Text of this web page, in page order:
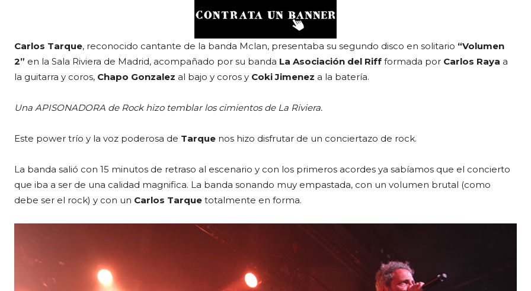
Carlos Tarque, reconocido cantante de la banda Mclan, presentaba su segundo disco en solitario “Volumen
2” en la Sala Riviera de Madrid, acompañado por su banda La Asociación del Riff formada por Carlos Raya a
la guitarra y coros, Chapo Gonzalez al bajo y coros y Coki Jimenez a la batería.
Una APISONADORA de Rock hizo temblar los cimientos de La Riviera.
Este power trío y la voz poderosa de Tarque nos hizo disfrutar de un conciertazo de rock.
La banda salió con 15 minutos de retraso al escenario y con los primeros acordes ya sabíamos que el concierto
que iba a ser de una calidad magnifica. La banda sonando muy empastada, con un volumen brutal (como
debe ser el rock) y con un Carlos Tarque totalmente en forma.